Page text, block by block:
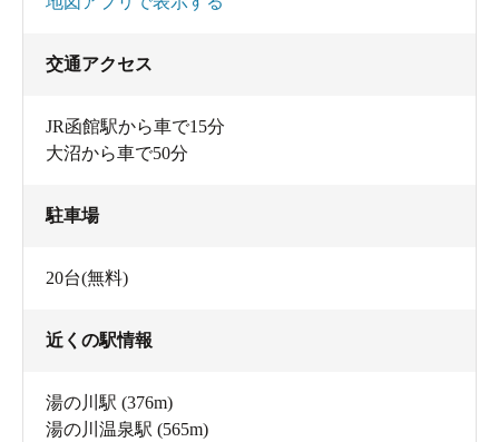
交通アクセス
JR函館駅から車で15分
大沼から車で50分
駐車場
20台(無料)
近くの駅情報
湯の川駅 (376m)
湯の川温泉駅 (565m)